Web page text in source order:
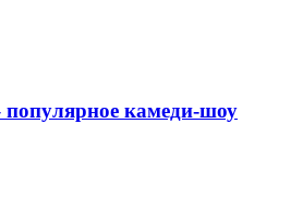
популярное камеди-шоу